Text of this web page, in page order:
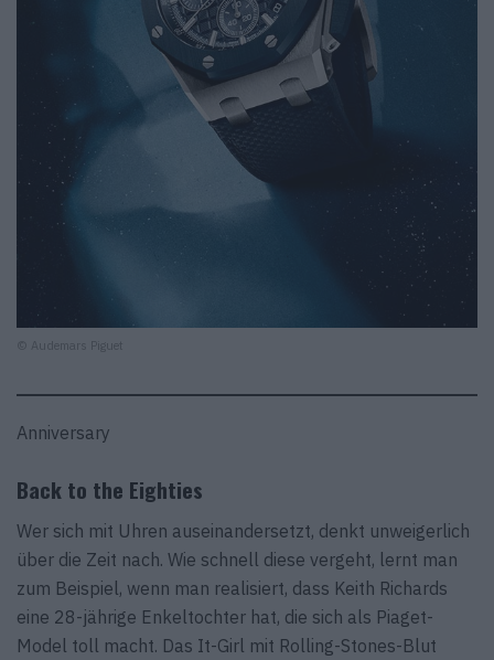
© Audemars Piguet
Anniversary
Back to the Eighties
Wer sich mit Uhren auseinandersetzt, denkt unweigerlich
über die Zeit nach. Wie schnell diese vergeht, lernt man
zum Beispiel, wenn man realisiert, dass Keith Richards
eine 28-jährige Enkeltochter hat, die sich als Piaget-
Model toll macht. Das It-Girl mit Rolling-Stones-Blut